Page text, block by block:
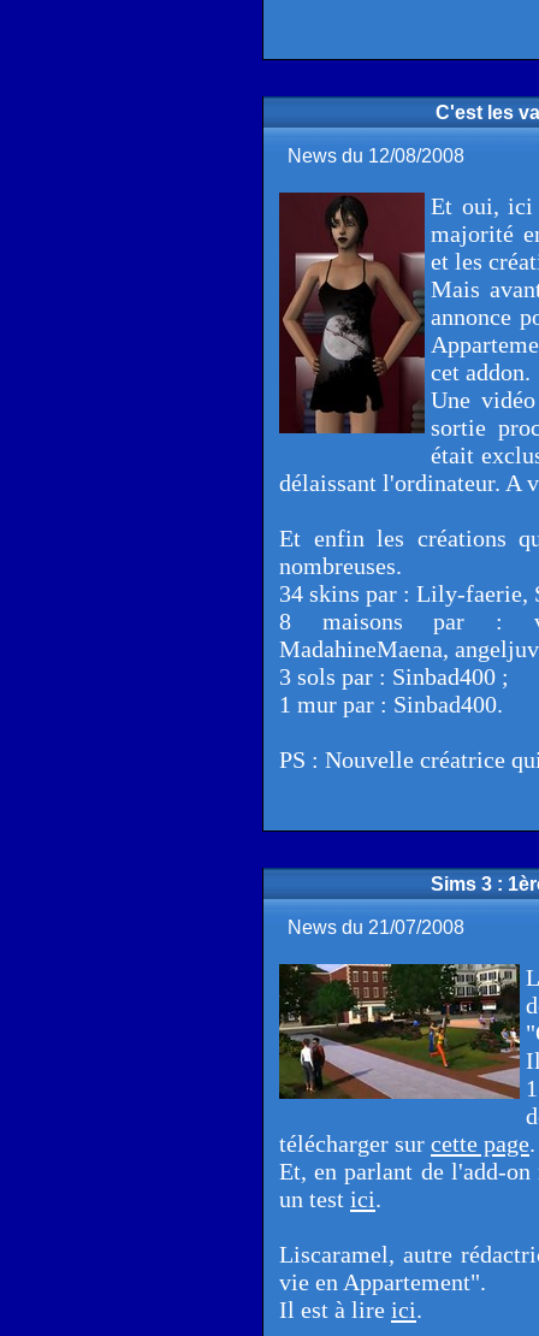
C'est les
News du 12/08/2008
Et oui, ici
majorité
et les
Mais
annonce
cet addon.
Une
sortie
était
délaissant l'ordinateur. A
Et enfin les créations
nombreuses.
34 skins par : Lily-faerie,
8 maisons par :
MadahineMaena,
3 sols par : Sinbad400 ;
1 mur par : Sinbad400.
PS : Nouvelle créatrice
Sims 3 :
News du 21/07/2008
télécharger sur cette page.
Et, en parlant de l'add-
un test ici.
Liscaramel, autre
vie en Appartement".
Il est à lire ici.